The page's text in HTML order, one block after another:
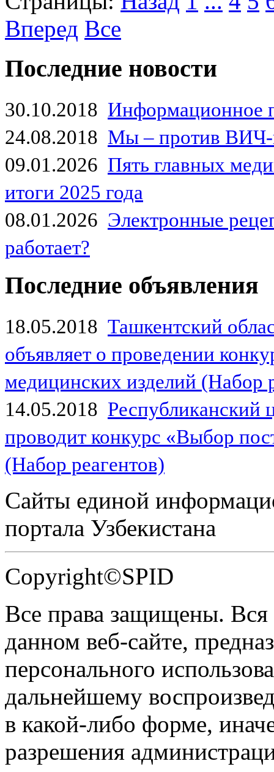
Вперед Все
Последние новости
30.10.2018 Информационное
24.08.2018 Мы – против
09.01.2026 Пять главных
итоги 2025 года
08.01.2026 Электронные
работает?
Последние объявления
18.05.2018 Ташкентский
объявляет о проведении
медицинских изделий (Набор
14.05.2018
проводит конкурс «Выбор
(Набор реагентов)
Сайты единой
портала Узбекистана
Copyright©SPID
Все права защищены.
данном веб-сайте,
персонального
дальнейшему
в какой-либо форме,
разрешения